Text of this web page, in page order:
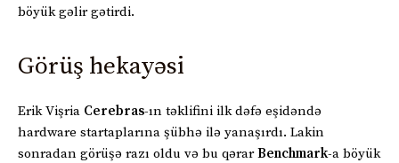
böyük gəlir gətirdi.
Görüş hekayəsi
Erik Vişria Cerebras-ın təklifini ilk dəfə eşidəndə
hardware startaplarına şübhə ilə yanaşırdı. Lakin
sonradan görüşə razı oldu və bu qərarBenchmark-a böyük